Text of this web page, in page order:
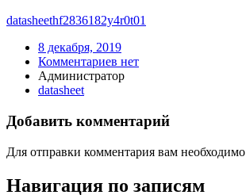
datasheethf2836182y4r0t01
8 декабря, 2019
Комментариев нет
Администратор
datasheet
Добавить комментарий
Для отправки комментария вам необходимо
Навигация по записям